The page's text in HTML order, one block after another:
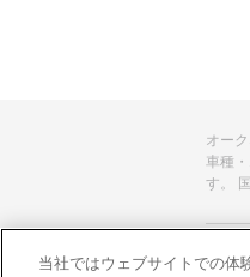
オー
車種
す。
あん
当社ではウェブサイトでの体